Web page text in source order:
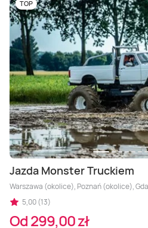
Masaż
Masaż
Masaż
TOP
Jazda Monster Truckiem
Warszawa (okolice), Poznań (okolice),
5,00 (13)
Od 299,00 zł